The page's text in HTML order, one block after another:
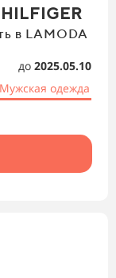
в LAMODA
до 2025.05.10
Мужская одежда